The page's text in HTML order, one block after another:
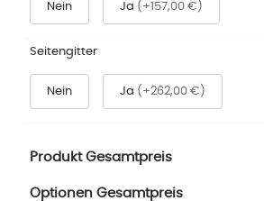
Nein Ja (+157,00 €)
Seitengitter
Nein Ja (+262,00 €)
Produkt Gesamtpreis
Optionen Gesamtpreis